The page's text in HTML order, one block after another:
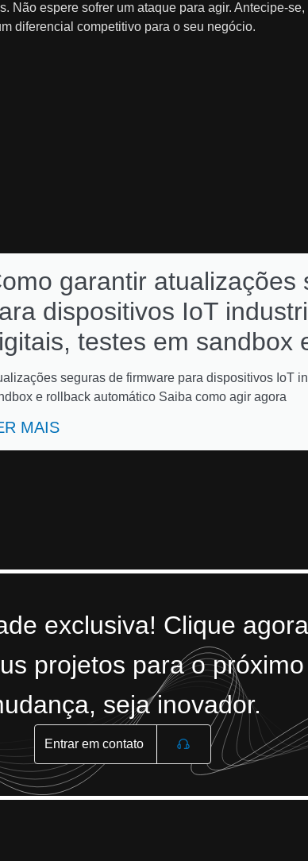
Não espere sofrer um ataque para agir. Antecipe-
diferencial competitivo para o seu negócio.
garantir atualizações
dispositivos IoT
testes em sandbox
seguras de firmware para dispositivos IoT
e rollback automático Saiba como agir agora
MAIS
exclusiva! Clique
projetos para o
seja inovador.
Entrar em contato